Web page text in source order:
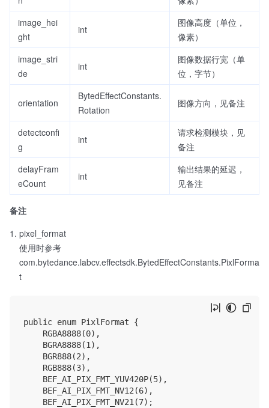
image_hei
ght
int
图像高度（单位，
像素）
image_stri
de
int
图像数据行宽（单
位，字节）
orientation
BytedEffectConstants.
Rotation
图像方向，见备注
detectconfi
g
int
请求检测模块，见
备注
delayFram
eCount
int
输出结果的延迟，
见备注
备注
pixel_format
使用时参考
com.bytedance.labcv.effectsdk.BytedEffectConstants.PixlForma
t
public enum PixlFormat {
    RGBA8888(0),
    BGRA8888(1),
    BGR888(2),
    RGB888(3),
    BEF_AI_PIX_FMT_YUV420P(5),
    BEF_AI_PIX_FMT_NV12(6),
    BEF_AI_PIX_FMT_NV21(7);